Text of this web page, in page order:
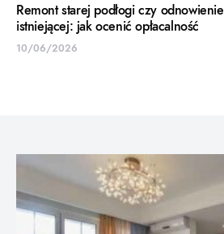
Remont starej podłogi czy odnowienie
istniejącej: jak ocenić opłacalność
10/06/2026